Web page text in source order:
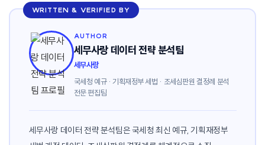
WRITTEN & VERIFIED BY
AUTHOR
세무사랑 데이터 전략 분석팀
세무사랑
국세청 예규 · 기획재정부 세법 · 조세심판원 결정례 분석
전문 편집팀
세무사랑 데이터 전략 분석팀은 국세청 최신 예규, 기획재정부